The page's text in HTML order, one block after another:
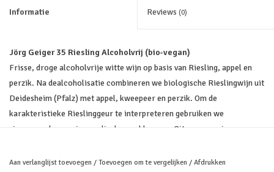
Informatie Reviews (0)
Jörg Geiger 35 Riesling Alcoholvrij (bio-vegan)
Frisse, droge alcoholvrije witte wijn op basis van Riesling, appel en
perzik. Na dealcoholisatie combineren we biologische Rieslingwijn uit
Deidesheim (Pfalz) met appel, kweepeer en perzik. Om de
karakteristieke Rieslinggeur te interpreteren gebruiken we
sinaasappel-, acacia- en vlierbessenbloesem. Citroenverveine
subtiele tonen van venkelgroen.
Aan verlanglijst toevoegen / Toevoegen om te vergelijken / Afdrukken